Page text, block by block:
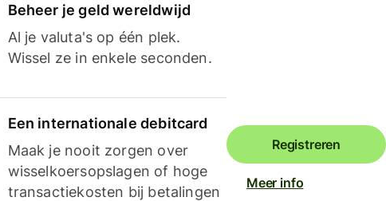
Beheer je geld wereldwijd
Al je valuta's op één plek.
Wissel ze in enkele seconden.
Een internationale debitcard
Maak je nooit zorgen over
wisselkoersopslagen of hoge
transactiekosten bij betalingen
Registreren
Meer info